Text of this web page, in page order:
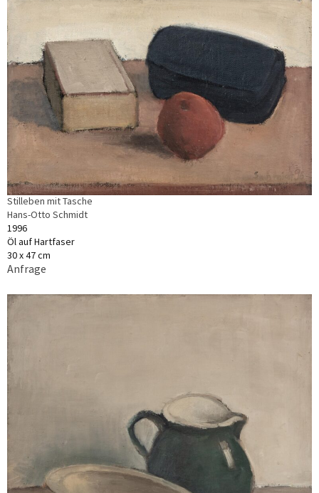
Stilleben mit Tasche
Hans-Otto Schmidt
1996
Öl auf Hartfaser
30 x 47 cm
Anfrage